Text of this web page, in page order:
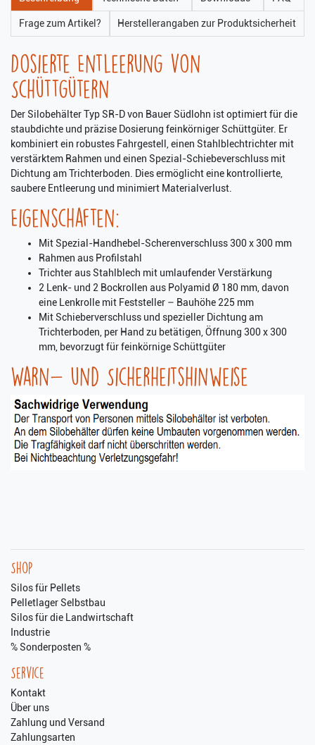
Frage zum Artikel? Herstellerangaben zur Produktsicherheit
Dosierte Entleerung von
Schüttgütern
Der Silobehälter Typ SR-D von Bauer Südlohn ist optimiert für die
staubdichte und präzise Dosierung feinkörniger Schüttgüter. Er
kombiniert ein robustes Fahrgestell, einen Stahlblechtrichter mit
verstärktem Rahmen und einen Spezial-Schiebeverschluss mit
Dichtung am Trichterboden. Dies ermöglicht eine kontrollierte,
saubere Entleerung und minimiert Materialverlust.
Eigenschaften:
Mit Spezial-Handhebel-Scherenverschluss 300 x 300 mm
Rahmen aus Profilstahl
Trichter aus Stahlblech mit umlaufender Verstärkung
2 Lenk- und 2 Bockrollen aus Polyamid Ø 180 mm, davon
eine Lenkrolle mit Feststeller – Bauhöhe 225 mm
Mit Schieberverschluss und spezieller Dichtung am
Trichterboden, per Hand zu betätigen, Öffnung 300 x 300
mm, bevorzugt für feinkörnige Schüttgüter
Warn- und Sicherheitshinweise
Shop
Silos für Pellets
Pelletlager Selbstbau
Silos für die Landwirtschaft
Industrie
% Sonderposten %
Service
Kontakt
Über uns
Zahlung und Versand
Zahlungsarten